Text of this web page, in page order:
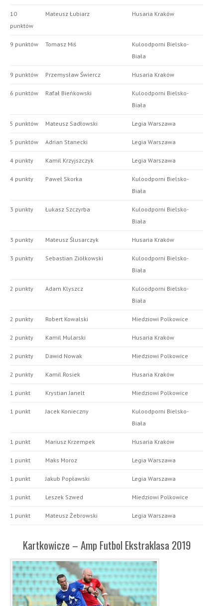
10
punktów
Mateusz Łubiarz Husaria Kraków
9 punktów Tomasz Miś
Kuloodporni Bielsko-
Biała
9 punktów Przemysław Świercz Husaria Kraków
6 punktów Rafał Bieńkowski
Kuloodporni Bielsko-
Biała
5 punktów Mateusz Sadłowski Legia Warszawa
5 punktów Adrian Stanecki Legia Warszawa
4 punkty Kamil Krzyjszczyk Legia Warszawa
4 punkty Paweł Skorka
Kuloodporni Bielsko-
Biała
3 punkty Łukasz Szczyrba
Kuloodporni Bielsko-
Biała
3 punkty Mateusz Ślusarczyk Husaria Kraków
3 punkty Sebastian Ziółkowski
Kuloodporni Bielsko-
Biała
2 punkty Adam Klyszcz
Kuloodporni Bielsko-
Biała
2 punkty Robert Kowalski Miedziowi Polkowice
2 punkty Kamil Mularski Husaria Kraków
2 punkty Dawid Nowak Miedziowi Polkowice
2 punkty Kamil Rosiek Husaria Kraków
1 punkt Krystian Janelt Miedziowi Polkowice
1 punkt Jacek Konieczny
Kuloodporni Bielsko-
Biała
1 punkt Mariusz Krzempek Husaria Kraków
1 punkt Maks Moroz Legia Warszawa
1 punkt Jakub Popławski Legia Warszawa
1 punkt Leszek Szwed Miedziowi Polkowice
1 punkt Mateusz Żebrowski Legia Warszawa
Kartkowicze – Amp Futbol Ekstraklasa 2019